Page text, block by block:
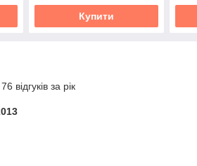
Купити
відгуків за рік